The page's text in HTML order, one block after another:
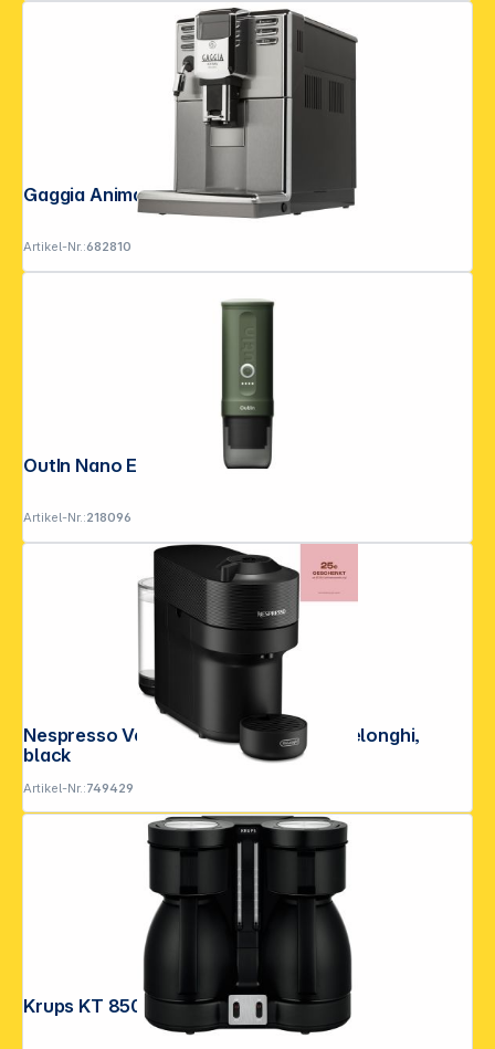
Gaggia Anima Deluxe R18761/01
Artikel-Nr.:682810
Artikel-Nr.:218096
Nespresso Vertuo Pop ENV 90.B by Delonghi,
black
Artikel-Nr.:749429
Krups KT 8501 Duothek Thermo